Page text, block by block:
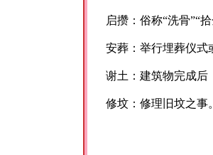
启攒：俗称“洗骨”“
安葬：举行埋葬仪式
谢土：建筑物完成后
修坟：修理旧坟之事